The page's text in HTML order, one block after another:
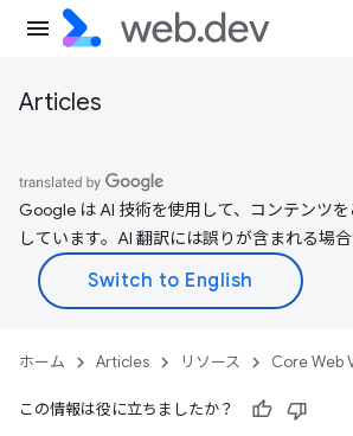
Articles
Google は AI 技術を使用して、コンテンツ
しています。AI 翻訳には誤りが含まれる場合
ホーム Articles リソース Core Web
この情報は役に立ちましたか？